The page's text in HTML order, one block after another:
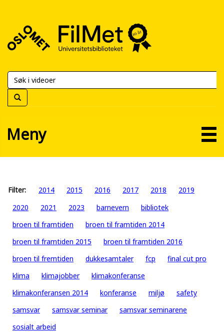
FilMet
Universitetsbiblioteket
Meny
Filter: 2014 2015 2016 2017 2018
2019
2020
2021 2023 barnevern
bibliotek
broen til framtiden
broen til framtiden 2014
broen til framtiden 2015
broen til framtiden 2016
broen til fremtiden
dukkesamtaler fcp
final cut pro
klima
klimajobber
klimakonferanse
klimakonferansen 2014
konferanse miljø
safety
samsvar
samsvar seminar
samsvar seminarene
sosialt arbeid